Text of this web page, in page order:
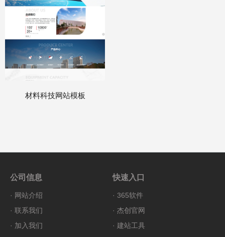
材料科技网站模板
公司信息
· 网站介绍
· 联系我们
· 加入我们
快速入口
· 365软件
· 杰创官网
· 建站工具